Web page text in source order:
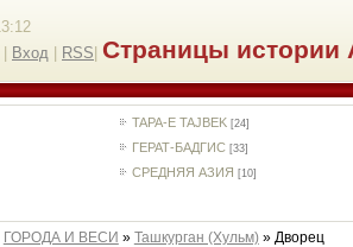
Вход RSS Страницы истории
TAPA-E TAJBEK [24]
ГЕРАТ-БАДГИС [33]
СРЕДНЯЯ АЗИЯ [10]
ГОРОДА И ВЕСИ » Ташкурган (Хульм)» Дворец